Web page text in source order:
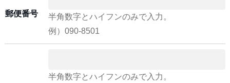
郵便番号
半角数字とハイフンのみで入力。
例）090-8501
半角数字とハイフンのみで入力。